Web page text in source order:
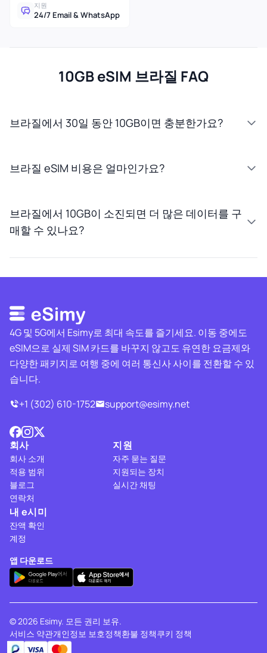
지원
24/7 Email & WhatsApp
10GB eSIM 브라질 FAQ
브라질에서 30일 동안 10GB이면 충분한가요?
브라질 eSIM 비용은 얼마인가요?
브라질에서 10GB이 소진되면 더 많은 데이터를 구
매할 수 있나요?
4G 및 5G에서 Esimy로 최대 속도를 즐기세요. 이동 중에도
eSIM으로 실제 SIM 카드를 바꾸지 않고도 유연한 요금제와
다양한 패키지로 여행 중에 여러 통신사 사이를 전환할 수 있
습니다.
+1 (302) 610-1752
support@esimy.net
회사
회사 소개
적용 범위
블로그
연락처
지원
자주 묻는 질문
지원되는 장치
실시간 채팅
내 e시미
잔액 확인
계정
앱 다운로드
© 2026 Esimy. 모든 권리 보유.
서비스 약관개인정보 보호정책환불 정책쿠키 정책